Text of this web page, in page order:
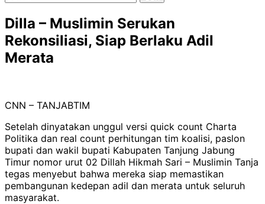
Dilla – Muslimin Serukan
Rekonsiliasi, Siap Berlaku Adil
Merata
CNN – TANJABTIM
Setelah dinyatakan unggul versi quick count Charta
Politika dan real count perhitungan tim koalisi, paslon
bupati dan wakil bupati Kabupaten Tanjung Jabung
Timur nomor urut 02 Dillah Hikmah Sari – Muslimin Tanja
tegas menyebut bahwa mereka siap memastikan
pembangunan kedepan adil dan merata untuk seluruh
masyarakat.